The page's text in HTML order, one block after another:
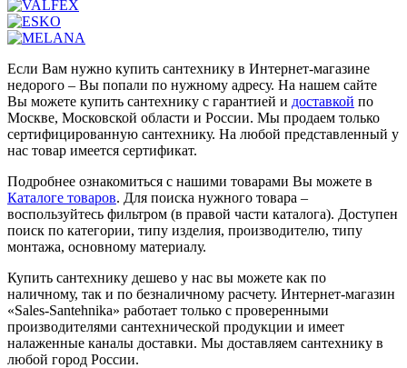
Если Вам нужно купить сантехнику в Интернет-магазине
недорого – Вы попали по нужному адресу. На нашем сайте
Вы можете купить сантехнику с гарантией и доставкой по
Москве, Московской области и России. Мы продаем только
сертифицированную сантехнику. На любой представленный у
нас товар имеется сертификат.
Подробнее ознакомиться с нашими товарами Вы можете в
Каталоге товаров. Для поиска нужного товара –
воспользуйтесь фильтром (в правой части каталога). Доступен
поиск по категории, типу изделия, производителю, типу
монтажа, основному материалу.
Купить сантехнику дешево у нас вы можете как по
наличному, так и по безналичному расчету. Интернет-магазин
«Sales-Santehnika» работает только с проверенными
производителями сантехнической продукции и имеет
налаженные каналы доставки. Мы доставляем сантехнику в
любой город России.